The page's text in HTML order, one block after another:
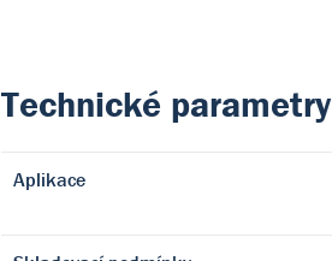
Technické parametry
Aplikace